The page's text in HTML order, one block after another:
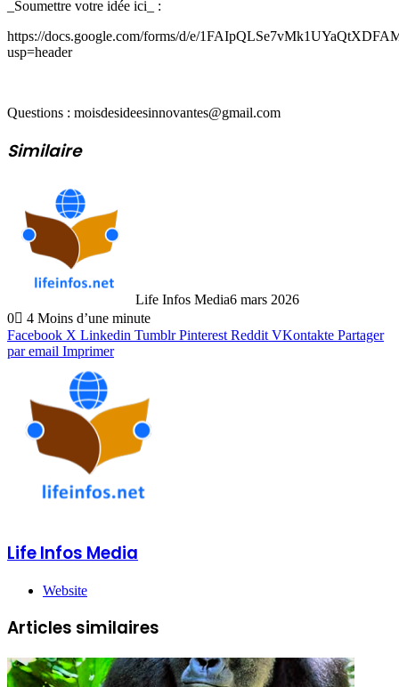
_Soumettre votre idée ici_ :
https://docs.google.com/forms/d/e/
usp=header
Questions : moisdesideesinnovantes@gmail.com
Similaire
Life Infos Media6 mars 2026
0
4 Moins d’une minute
Facebook X Linkedin Tumblr Pinterest Reddit VKontakte Partager
par email Imprimer
Life Infos Media
Website
Articles similaires